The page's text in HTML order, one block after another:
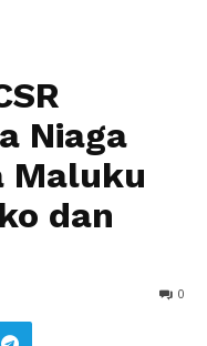
Niaga
Maluku
dan
0